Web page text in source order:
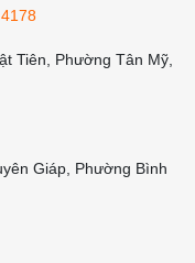
Tiên, Phường Tân Mỹ,
Giáp, Phường Bình